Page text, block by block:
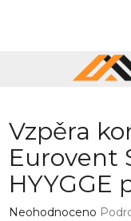
Vzpěra
Eurovent
HYYGGE
Průměrné
Neohodnoceno